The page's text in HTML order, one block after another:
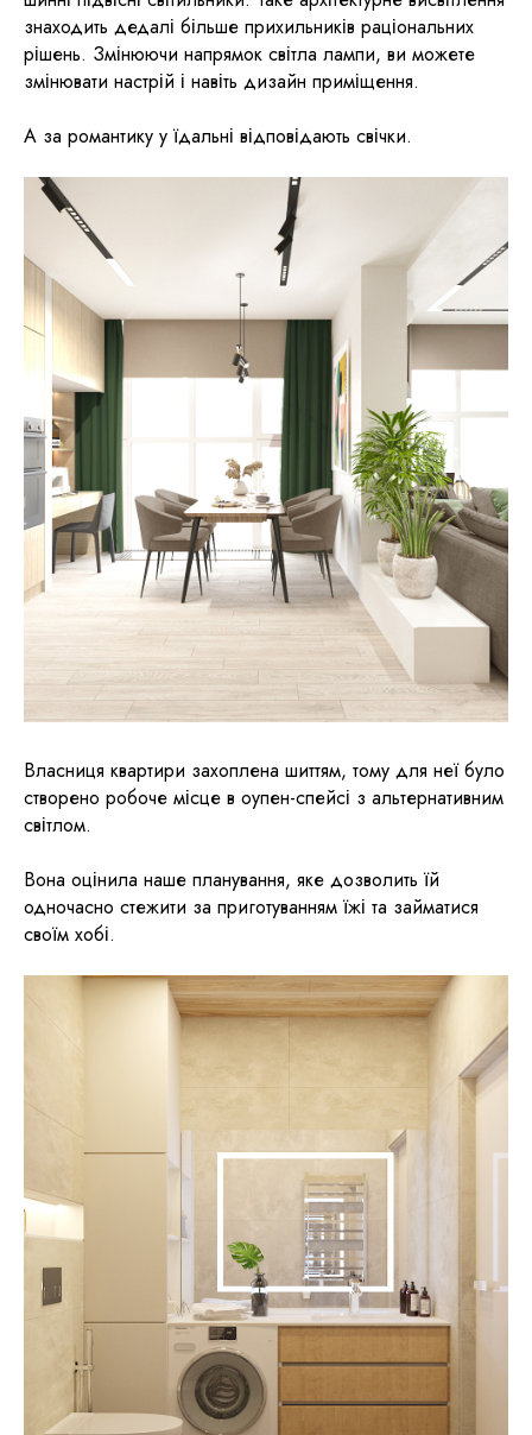
знаходить дедалі більше прихильників раціональних
рішень. Змінюючи напрямок світла лампи, ви можете
змінювати настрій і навіть дизайн приміщення.
А за романтику у їдальні відповідають свічки.
Власниця квартири захоплена шиттям, тому для неї було
створено робоче місце в оупен-спейсі з альтернативним
світлом.
Вона оцінила наше планування, яке дозволить їй
одночасно стежити за приготуванням їжі та займатися
своїм хобі.